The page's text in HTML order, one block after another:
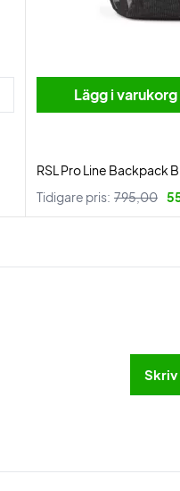
Lägg i varukorg
RSL Pro Line Backpack
Tidigare pris: 795,00